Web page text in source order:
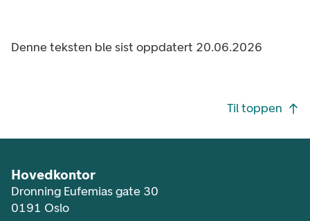
Denne teksten ble sist oppdatert 20.06.2026
Til toppen
Hovedkontor
Dronning Eufemias gate 30
0191 Oslo